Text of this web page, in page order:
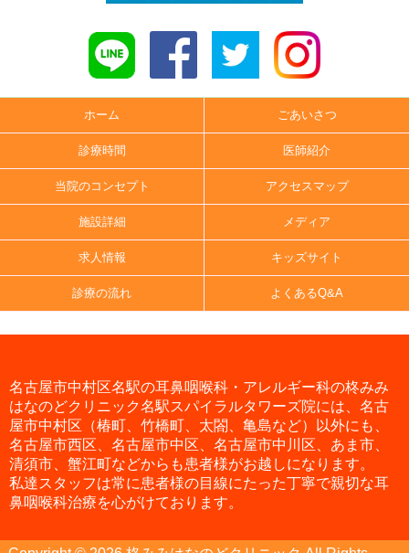
ホーム ごあいさつ
診療時間 医師紹介
当院のコンセプト アクセスマップ
施設詳細 メディア
求人情報 キッズサイト
診療の流れ よくあるQ&A
名古屋市中村区名駅の耳鼻咽喉科・アレルギー科の柊みみ
はなのどクリニック名駅スパイラルタワーズ院には、名古
屋市中村区（椿町、竹橋町、太閤、亀島など）以外にも、
名古屋市西区、名古屋市中区、名古屋市中川区、あま市、
清須市、蟹江町などからも患者様がお越しになります。
私達スタッフは常に患者様の目線にたった丁寧で親切な耳
鼻咽喉科治療を心がけております。